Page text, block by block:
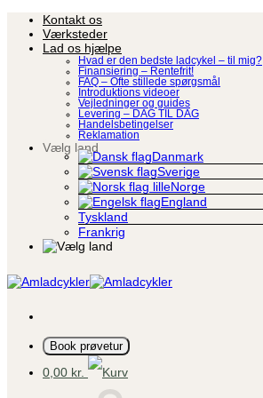
Fortsæt
indhold
Kontakt os
Værksteder
Lad os hjælpe
Hvad er den bedste ladcykel – til mig?
Finansiering – Rentefrit!
FAQ – Ofte stillede spørgsmål
Introduktions videoer
Vejledninger og guides
Levering – DAG TIL DAG
Handelsbetingelser
Reklamation
Vælg land
Danmark
Sverige
Norge
England
Tyskland
Frankrig
Book prøvetur
0,00 kr.